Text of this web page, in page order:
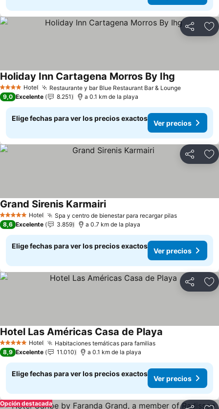
Compartir
4 EstrellasHotel Restaurante y bar Blue Restaurant Bar & LoungeVer
Holiday Inn Cartagena Morros By Ihg
9,0 Excelente 8.251 a 0.1 km de la playa
Elige fechas para ver los precios exactos
Ver precios
Compartir
5 Estrellas Hotel Spa y centro de bienestar para recargar pilasVer precios
Grand Sirenis KarmairiVer precios
8,6 Excelente 3.859 a 0.7 km de la playa
Elige fechas para ver los precios exactos
Ver precios
Compartir
5 Estrellas Hotel Habitaciones temáticas para familiasVer precios
Hotel Las Américas Casa de Playa
8,9 Excelente 11.010 a 0.1 km de la playa
Elige fechas para ver los precios exactos
Ver precios
Opción destacada